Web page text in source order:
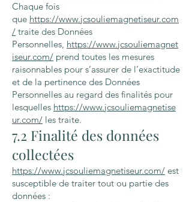
Chaque fois
que https://www.jcsouliemagnetiseur.com
/ traite des Données
Personnelles, https://www.jcsouliemagnet
iseur.com/ prend toutes les mesures
raisonnables pour s’assurer de l’exactitude
et de la pertinence des Données
Personnelles au regard des finalités pour
lesquelles https://www.jcsouliemagnetise
ur.com/ les traite.
7.2 Finalité des données
collectées
https://www.jcsouliemagnetiseur.com/ est
susceptible de traiter tout ou partie des
données :